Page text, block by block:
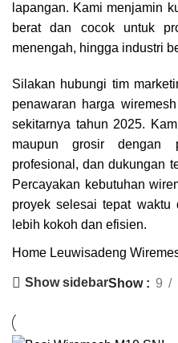
lapangan. Kami menjamin
berat dan cocok untuk
menengah, hingga industri
Silakan hubungi tim
penawaran harga
sekitarnya tahun 2025.
maupun grosir dengan
profesional, dan dukungan
Percayakan kebutuhan
proyek selesai tepat waktu
lebih kokoh dan efisien.
Home Leuwisadeng
Show sidebarShow 9